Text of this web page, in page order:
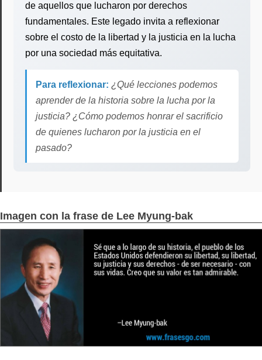
de aquellos que lucharon por derechos
fundamentales. Este legado invita a reflexionar
sobre el costo de la libertad y la justicia en la lucha
por una sociedad más equitativa.
Para reflexionar: ¿Qué lecciones podemos
aprender de la historia sobre la lucha por la
justicia? ¿Cómo podemos honrar el sacrificio
de quienes lucharon por la justicia en el
pasado?
Imagen con la frase de Lee Myung-bak